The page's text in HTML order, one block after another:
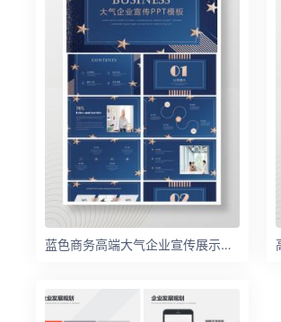
蓝色商务高端大气企业宣传展示介绍PPT模板